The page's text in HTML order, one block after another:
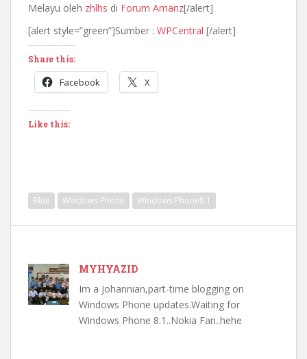
Melayu oleh zhlhs di Forum Amanz[/alert]
[alert style=”green”]Sumber : WPCentral [/alert]
Share this:
Facebook X
Like this:
Blue WIndows Phone Windows Phone8.1
MYHYAZID
Im a Johannian,part-time blogging on
Windows Phone updates.Waiting for
Windows Phone 8.1..Nokia Fan..hehe